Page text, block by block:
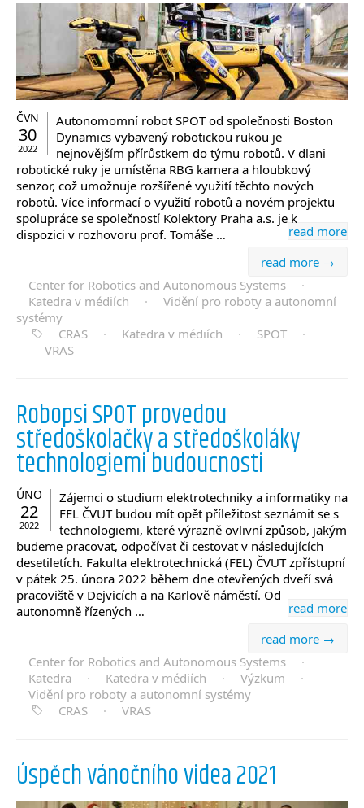
ČVN
30
2022
Autonomomní robot SPOT od společnosti Boston
Dynamics vybavený robotickou rukou je
nejnovějším přírůstkem do týmu robotů. V dlani
robotické ruky je umístěna RBG kamera a hloubkový
senzor, což umožnuje rozšířené využití těchto nových
robotů. Více informací o využití robotů a novém projektu
spolupráce se společností Kolektory Praha a.s. je k
dispozici v rozhovoru prof. Tomáše …
read more
read more →
Center for Robotics and Autonomous Systems
·
Katedra v médiích
·
Vidění pro roboty a autonomní
systémy
CRAS
· Katedra v médiích · SPOT
·
VRAS
Robopsi SPOT provedou
středoškolačky a středoškoláky
technologiemi budoucnosti
ÚNO
22
2022
Zájemci o studium elektrotechniky a informatiky na
FEL ČVUT budou mít opět příležitost seznámit se s
technologiemi, které výrazně ovlivní způsob, jakým
budeme pracovat, odpočívat či cestovat v následujících
desetiletích. Fakulta elektrotechnická (FEL) ČVUT zpřístupní
v pátek 25. února 2022 během dne otevřených dveří svá
pracoviště v Dejvicích a na Karlově náměstí. Od
autonomně řízených …
read more
read more →
Center for Robotics and Autonomous Systems
·
Katedra
· Katedra v médiích · Výzkum
·
Vidění pro roboty a autonomní systémy
CRAS
· VRAS
Úspěch vánočního videa 2021